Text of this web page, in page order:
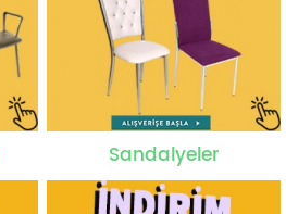
Sandalyeler